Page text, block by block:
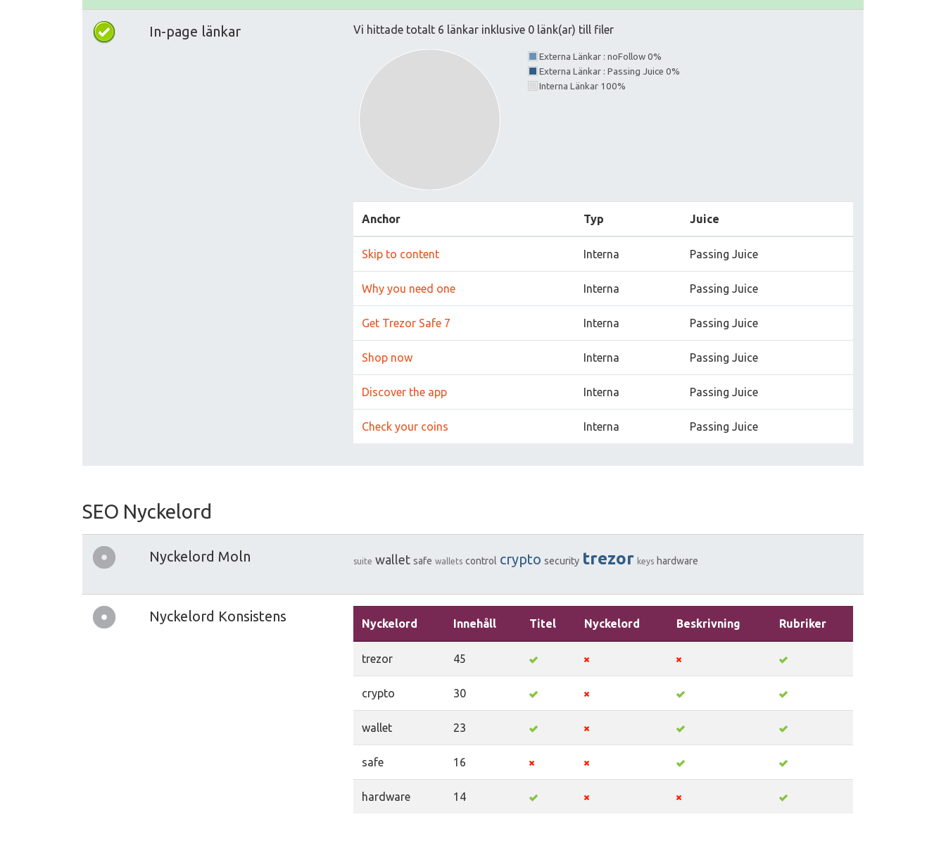
In-page länkar Vi hittade totalt 6 länkar inklusive 0 länk(ar) till filer
Externa Länkar : noFollow 0%
Externa Länkar : Passing Juice 0%
Interna Länkar 100%
Anchor Typ Juice
Skip to content Interna Passing Juice
Why you need one Interna Passing Juice
Get Trezor Safe 7 Interna Passing Juice
Shop now Interna Passing Juice
Discover the app Interna Passing Juice
Check your coins Interna Passing Juice
SEO Nyckelord
Nyckelord Moln suite wallet safe wallets control crypto security trezor keys hardware
Nyckelord Konsistens Nyckelord Innehåll Titel Nyckelord Beskrivning Rubriker
trezor 45
crypto 30
wallet 23
safe 16
hardware 14